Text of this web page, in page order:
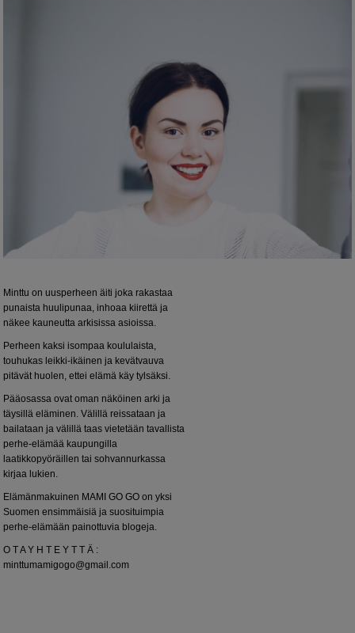
Minttu on uusperheen äiti joka rakastaa
punaista huulipunaa, inhoaa kiirettä ja
näkee kauneutta arkisissa asioissa.
Perheen kaksi isompaa koululaista,
touhukas leikki-ikäinen ja kevätvauva
pitävät huolen, ettei elämä käy tylsäksi.
Pääosassa ovat oman näköinen arki ja
täysillä eläminen. Välillä reissataan ja
bailataan ja välillä taas vietetään tavallista
perhe-elämää kaupungilla
laatikkopyöräillen tai sohvannurkassa
kirjaa lukien.
Elämänmakuinen MAMI GO GO on yksi
Suomen ensimmäisiä ja suosituimpia
perhe-elämään painottuvia blogeja.
O T A Y H T E Y T T Ä :
minttumamigogo@gmail.com